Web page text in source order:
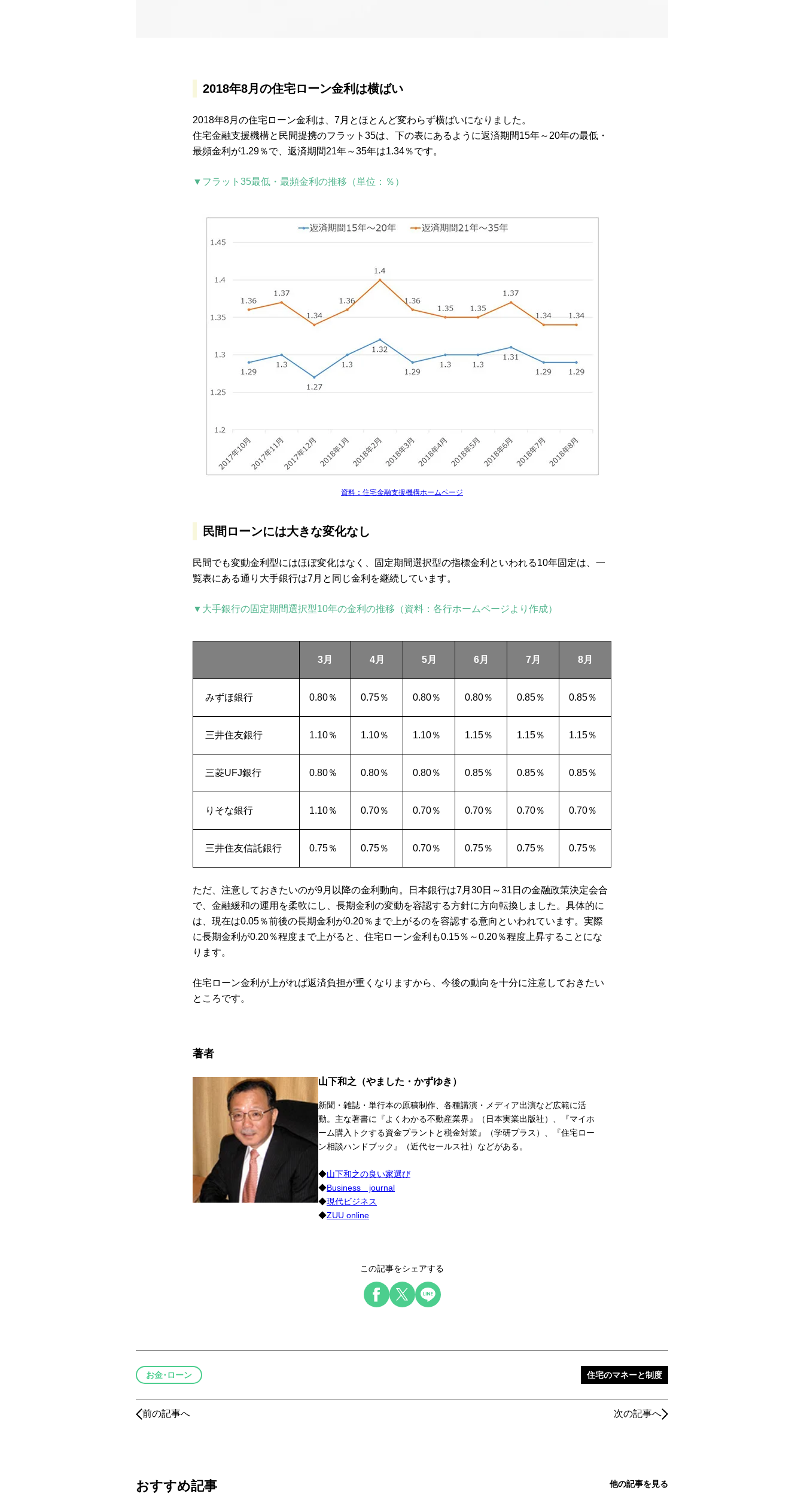
2018年8月の住宅ローン金利は横ばい
2018年8月の住宅ローン金利は、7月とほとんど変わらず横ばいになりました。
住宅金融支援機構と民間提携のフラット35は、下の表にあるように返済期間15年～20年の最低・
最頻金利が1.29％で、返済期間21年～35年は1.34％です。
▼フラット35最低・最頻金利の推移（単位：％）
資料：住宅金融支援機構ホームページ
民間ローンには大きな変化なし
民間でも変動金利型にはほぼ変化はなく、固定期間選択型の指標金利といわれる10年固定は、一
覧表にある通り大手銀行は7月と同じ金利を継続しています。
▼大手銀行の固定期間選択型10年の金利の推移（資料：各行ホームページより作成）
3月 4月 5月 6月 7月 8月
みずほ銀行 0.80％ 0.75％ 0.80％ 0.80％ 0.85％ 0.85％
三井住友銀行 1.10％ 1.10％ 1.10％ 1.15％ 1.15％ 1.15％
三菱UFJ銀行 0.80％ 0.80％ 0.80％ 0.85％ 0.85％ 0.85％
りそな銀行 1.10％ 0.70％ 0.70％ 0.70％ 0.70％ 0.70％
三井住友信託銀行 0.75％ 0.75％ 0.70％ 0.75％ 0.75％ 0.75％
ただ、注意しておきたいのが9月以降の金利動向。日本銀行は7月30日～31日の金融政策決定会合
で、金融緩和の運用を柔軟にし、長期金利の変動を容認する方針に方向転換しました。具体的に
は、現在は0.05％前後の長期金利が0.20％まで上がるのを容認する意向といわれています。実際
に長期金利が0.20％程度まで上がると、住宅ローン金利も0.15％～0.20％程度上昇することにな
ります。
住宅ローン金利が上がれば返済負担が重くなりますから、今後の動向を十分に注意しておきたい
ところです。
著者
山下和之（やました・かずゆき）
新聞・雑誌・単行本の原稿制作、各種講演・メディア出演など広範に活
動。主な著書に『よくわかる不動産業界』（日本実業出版社）、『マイホ
ーム購入トクする資金プラントと税金対策』（学研プラス）、『住宅ロー
ン相談ハンドブック』（近代セールス社）などがある。
◆山下和之の良い家選び
◆Business journal
◆現代ビジネス
◆ZUU online
この記事をシェアする
お金･ローン 住宅のマネーと制度
前の記事へ 次の記事へ
おすすめ記事 他の記事を見る